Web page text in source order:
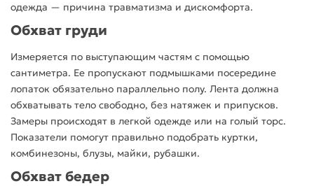
одежда — причина травматизма и дискомфорта.
Обхват груди
Измеряется по выступающим частям с помощью
сантиметра. Ее пропускают подмышками посередине
лопаток обязательно параллельно полу. Лента должна
обхватывать тело свободно, без натяжек и припусков.
Замеры происходят в легкой одежде или на голый торс.
Показатели помогут правильно подобрать куртки,
комбинезоны, блузы, майки, рубашки.
Обхват бедер